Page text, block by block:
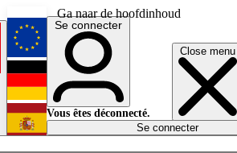
Ga naar de hoofdinhoud
Close menu
English
Deutsch
Español
Se connecter
Vous êtes déconnecté.
Se connecter